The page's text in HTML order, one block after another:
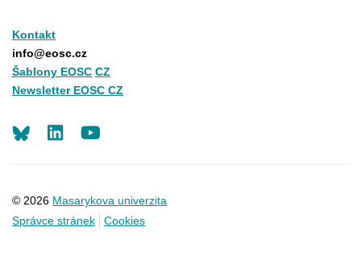
Kontakt
info@eosc.cz
Šablony EOSC CZ
Newsletter EOSC CZ
© 2026 Masarykova univerzita
Správce stránek
Cookies
LinkedIn